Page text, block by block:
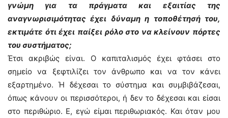
γνώμη για τα πράγματα και εξαιτίας της
αναγνωρισιμότητας έχει δύναμη η τοποθέτησή του,
εκτιμάτε ότι έχει παίξει ρόλο στο να κλείνουν πόρτες
του συστήματος;
Έτσι ακριβώς είναι. Ο καπιταλισμός έχει φτάσει στο
σημείο να ξεφτιλίζει τον άνθρωπο και να τον κάνει
εξαρτημένο. Ή δέχεσαι το σύστημα και συμβιβάζεσαι,
όπως κάνουν οι περισσότεροι, ή δεν το δέχεσαι και είσαι
στο περιθώριο. Ε, εγώ είμαι περιθωριακός. Και όταν μου